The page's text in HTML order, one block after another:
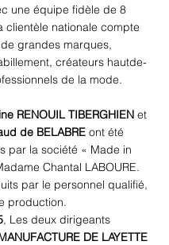
une équipe fidèle de 8
clientèle nationale compte
grandes marques,
créateurs hautde-
de la mode.
RENOUIL TIBERGHIEN et
de BELABRE ont été
par la société « Made in
Chantal LABOURE.
par le personnel qualifié,
production.
, Les deux dirigeants
DE LAYETTE